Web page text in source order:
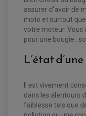
FREINAGE
ACCESSOIRE +
DISQUE DE FREIN
PLAQUETTE DE
VENTILATEUR DE
EQUIPEMENT
DISQUE DE
KIT DURITE DE
KIT REPARATION
PLAQUETTES DE
HUILE ET
HUILE POUR
PRODUIT
CHAMBRE À AIR
ENDURO
ACCESSOIRES
DISQUE DE FREIN
DISQUE DE FREIN
assurer d'avoir de
moto et surtout
votre moteur.
pour une bougie :
L’état
Il est vivement
dans les alentours
faiblesse tels que